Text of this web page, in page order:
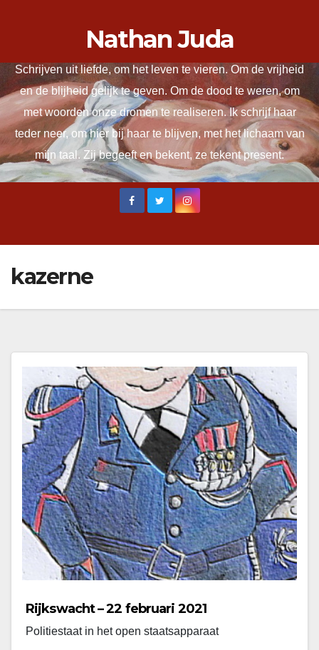
inhoud
Nathan Juda
Schrijven uit liefde, om het leven te vieren. Om de vrijheid
en de blijheid gelijk te geven. Om de dood te weren, om
met woorden onze dromen te realiseren. Ik schrijf haar
teder neer, om hier bij haar te blijven, met het lichaam van
mijn taal. Zij begeeft en bekent, ze tekent present.
kazerne
Rijkswacht – 22 februari 2021
Politiestaat in het open staatsapparaat